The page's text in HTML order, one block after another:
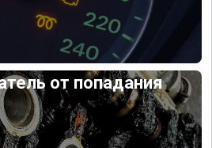
от попадания